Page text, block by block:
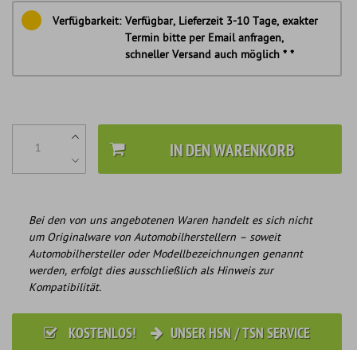
Verfügbarkeit: Verfügbar, Lieferzeit 3-10 Tage, exakter
Termin bitte per Email anfragen,
schneller Versand auch möglich * *
IN DEN WARENKORB
Bei den von uns angebotenen Waren handelt es sich nicht
um Originalware von Automobilherstellern – soweit
Automobilhersteller oder Modellbezeichnungen genannt
werden, erfolgt dies ausschließlich als Hinweis zur
Kompatibilität.
KOSTENLOS! UNSER HSN / TSN SERVICE